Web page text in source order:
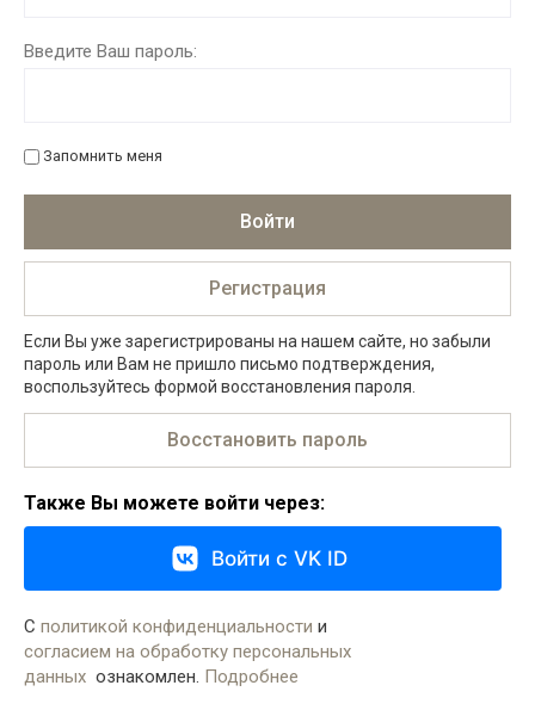
Введите Ваш пароль:
Запомнить меня
Войти
Регистрация
Если Вы уже зарегистрированы на нашем сайте, но забыли
пароль или Вам не пришло письмо подтверждения,
воспользуйтесь формой восстановления пароля.
Восстановить пароль
Также Вы можете войти через:
Войти с VK ID
С политикой конфиденциальности и
согласием на обработку персональных
данных ознакомлен. Подробнее